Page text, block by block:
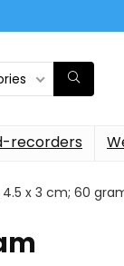
recorders
4.5 x 3 cm; 60